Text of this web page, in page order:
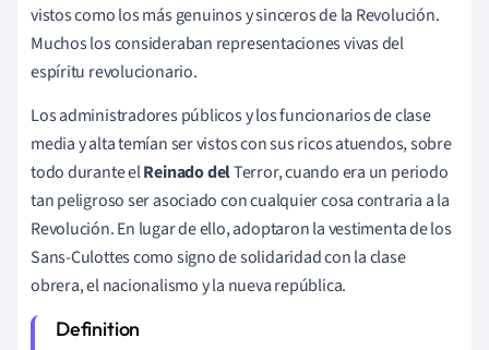
vistos como los más genuinos y sinceros de la Revolución.
Muchos los consideraban representaciones vivas del
espíritu revolucionario.
Los administradores públicos y los funcionarios de clase
media y alta temían ser vistos con sus ricos atuendos, sobre
todo durante elReinado delTerror, cuando era un periodo
tan peligroso ser asociado con cualquier cosa contraria a la
Revolución. En lugar de ello, adoptaron la vestimenta de los
Sans-Culottes como signo de solidaridad con la clase
obrera, el nacionalismo y la nueva república.